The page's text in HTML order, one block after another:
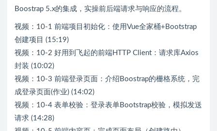
Boostrap 5.x的集成，实操前后端请求与响应的流程。
视频：10-1 前端项目初始化：使用Vue全家桶+Bootstrap
创建项目 (15:19)
视频：10-2 好用到飞起的前端HTTP Client：请求库Axios
封装 (10:02)
视频：10-3 前端登录页面：介绍Boostrap的栅格系统，完
成登录页面(作业) (14:02)
视频：10-4 表单校验：登录表单Bootstrap校验，模拟发送
请求 (14:28)